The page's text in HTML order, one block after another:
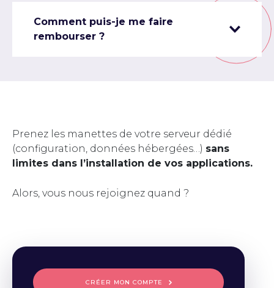
Comment puis-je me faire
rembourser ?
Prenez les manettes de votre serveur dédié
(configuration, données hébergées…) sans
limites dans l’installation de vos applications.
Alors, vous nous rejoignez quand ?
CRÉER MON COMPTE